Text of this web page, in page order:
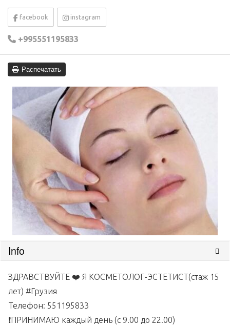
facebook instagram
+995551195833
Распечатать
Info
ЗДРАВСТВУЙТЕ ❤️ Я КОСМЕТОЛОГ-ЭСТЕТИСТ(стаж 15
лет) #Грузия
Телефон: 551195833
❗ПРИНИМАЮ каждый день (с 9.00 до 22.00)